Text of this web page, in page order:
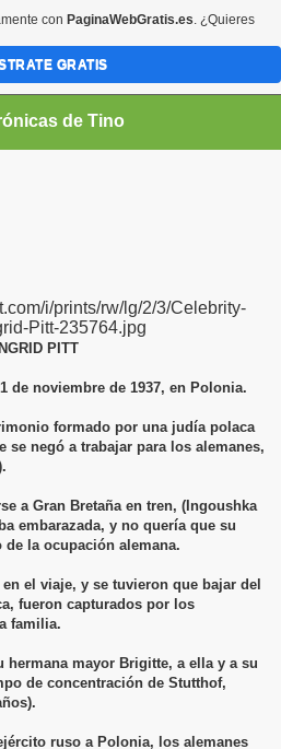
de Tino
INGRID PITT
de noviembre de 1937, en Polonia.
formado por una judía polaca
negó a trabajar para los alemanes,
a Gran Bretaña en tren, (Ingoushka
embarazada, y no quería que su
la ocupación alemana.
el viaje, y se tuvieron que bajar del
fueron capturados por los
familia.
hermana mayor Brigitte, a ella y a su
de concentración de Stutthof,
ruso a Polonia, los alemanes
con PaginaWebGratis.es. ¿Quieres
GRATIS